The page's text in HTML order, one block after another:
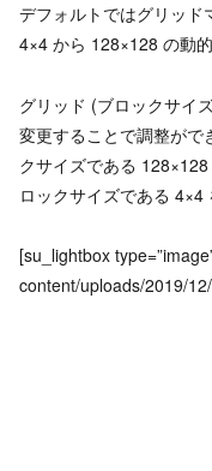
デフォルトではグリッド
4×4 から 128×128 の動
グリッド (ブロックサイ
変更することで調整がで
クサイズである
ロックサイズである 4×4
[su_lightbox
content/uploads/2019/